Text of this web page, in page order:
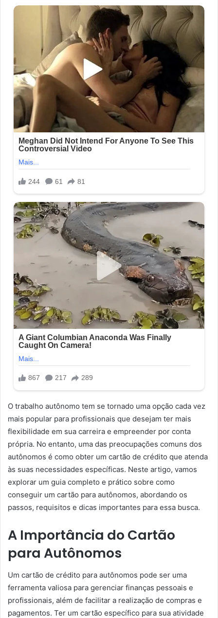
O trabalho autônomo tem se tornado uma opção cada vez
mais popular para profissionais que desejam ter mais
flexibilidade em sua carreira e empreender por conta
própria. No entanto, uma das preocupações comuns dos
autônomos é como obter um cartão de crédito que atenda
às suas necessidades específicas. Neste artigo, vamos
explorar um guia completo e prático sobre como
conseguir um cartão para autônomos, abordando os
passos, requisitos e dicas importantes para essa busca.
A Importância do Cartão
para Autônomos
Um cartão de crédito para autônomos pode ser uma
ferramenta valiosa para gerenciar finanças pessoais e
profissionais, além de facilitar a realização de compras e
pagamentos. Ter um cartão específico para sua atividade